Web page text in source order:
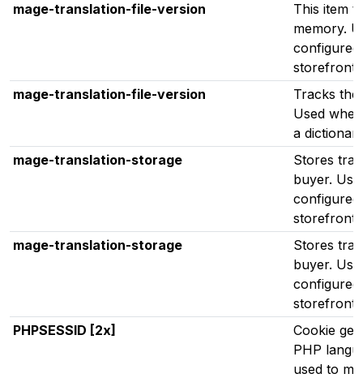
mage-translation-file-version
This item
memory.
storefront
mage-translation-file-version
Tracks
Used
a
mage-translation-storage
Stores
buyer.
storefront
mage-translation-storage
Stores
buyer.
storefront
PHPSESSID [2x]
Cookie
PHP
used to